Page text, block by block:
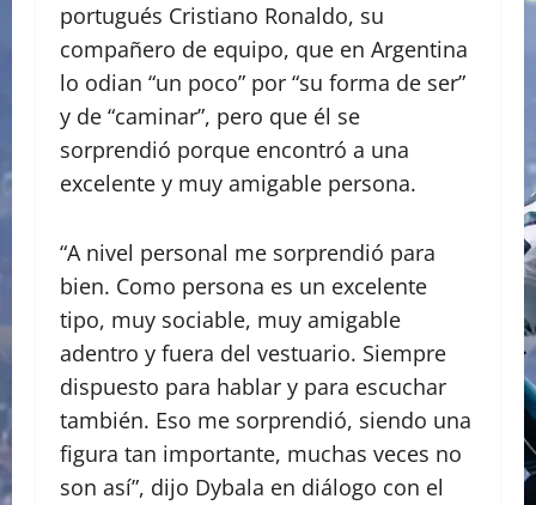
portugués Cristiano Ronaldo, su
compañero de equipo, que en Argentina
lo odian “un poco” por “su forma de ser”
y de “caminar”, pero que él se
sorprendió porque encontró a una
excelente y muy amigable persona.
“A nivel personal me sorprendió para
bien. Como persona es un excelente
tipo, muy sociable, muy amigable
adentro y fuera del vestuario. Siempre
dispuesto para hablar y para escuchar
también. Eso me sorprendió, siendo una
figura tan importante, muchas veces no
son así”, dijo Dybala en diálogo con el